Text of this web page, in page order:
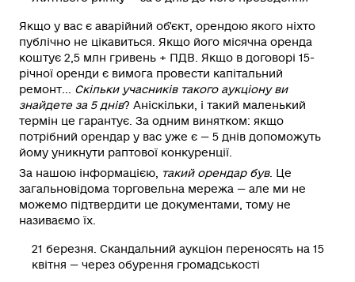
Якщо у вас є аварійний об'єкт, орендою якого ніхто
публічно не цікавиться. Якщо його місячна оренда
коштує 2,5 млн гривень + ПДВ. Якщо в договорі 15-
річної оренди є вимога провести капітальний
ремонт... Скільки учасників такого аукціону ви
знайдете за 5 днів? Аніскільки, і такий маленький
термін це гарантує. За одним винятком: якщо
потрібний орендар у вас уже є — 5 днів допоможуть
йому уникнути раптової конкуренції.
За нашою інформацією,
такий орендар був. Це
загальновідома торговельна мережа — але ми не
можемо підтвердити це документами, тому не
називаємо їх.
21 березня. Скандальний аукціон переносять на 15
квітня — через обурення громадськості